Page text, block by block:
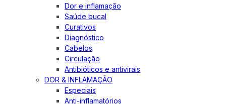
Dor e inflamação
Saúde bucal
Curativos
Diagnóstico
Cabelos
Circulação
Antibióticos e antivirais
DOR & INFLAMAÇÃO
Especiais
Anti-inflamatórios